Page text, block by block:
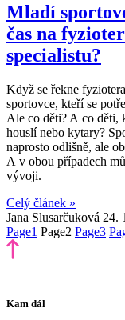
Mladí
čas na
specialistu?
Když se řekne
sportovce, kteří se
Ale co děti? A co děti,
houslí nebo kytary?
naprosto odlišně, ale
A v obou případech
vývoji.
Celý článek »
Jana Slusarčuková 24.
Page1 Page2 Page3
Kam dál